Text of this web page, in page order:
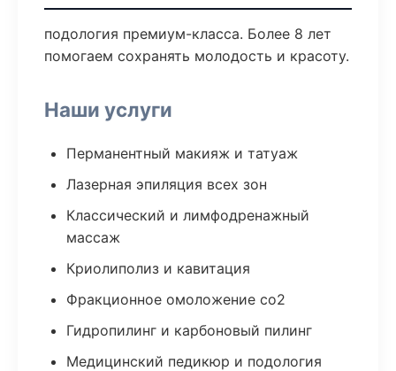
подология премиум-класса. Более 8 лет
помогаем сохранять молодость и красоту.
Наши услуги
Перманентный макияж и татуаж
Лазерная эпиляция всех зон
Классический и лимфодренажный
массаж
Криолиполиз и кавитация
Фракционное омоложение co2
Гидропилинг и карбоновый пилинг
Медицинский педикюр и подология